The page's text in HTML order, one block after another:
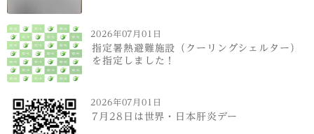
2026年07月01日
指定暑熱避難施設（クーリングシェルター）
を指定しました！
2026年07月01日
7月28日は世界・日本肝炎デー